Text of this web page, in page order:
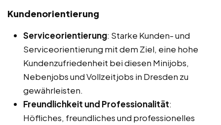
Kundenorientierung
Serviceorientierung: Starke Kunden- und
Serviceorientierung mit dem Ziel, eine hohe
Kundenzufriedenheit bei diesen Minijobs,
Nebenjobs und Vollzeitjobs in Dresden zu
gewährleisten.
Freundlichkeit und Professionalität:
Höfliches, freundliches und professionelles